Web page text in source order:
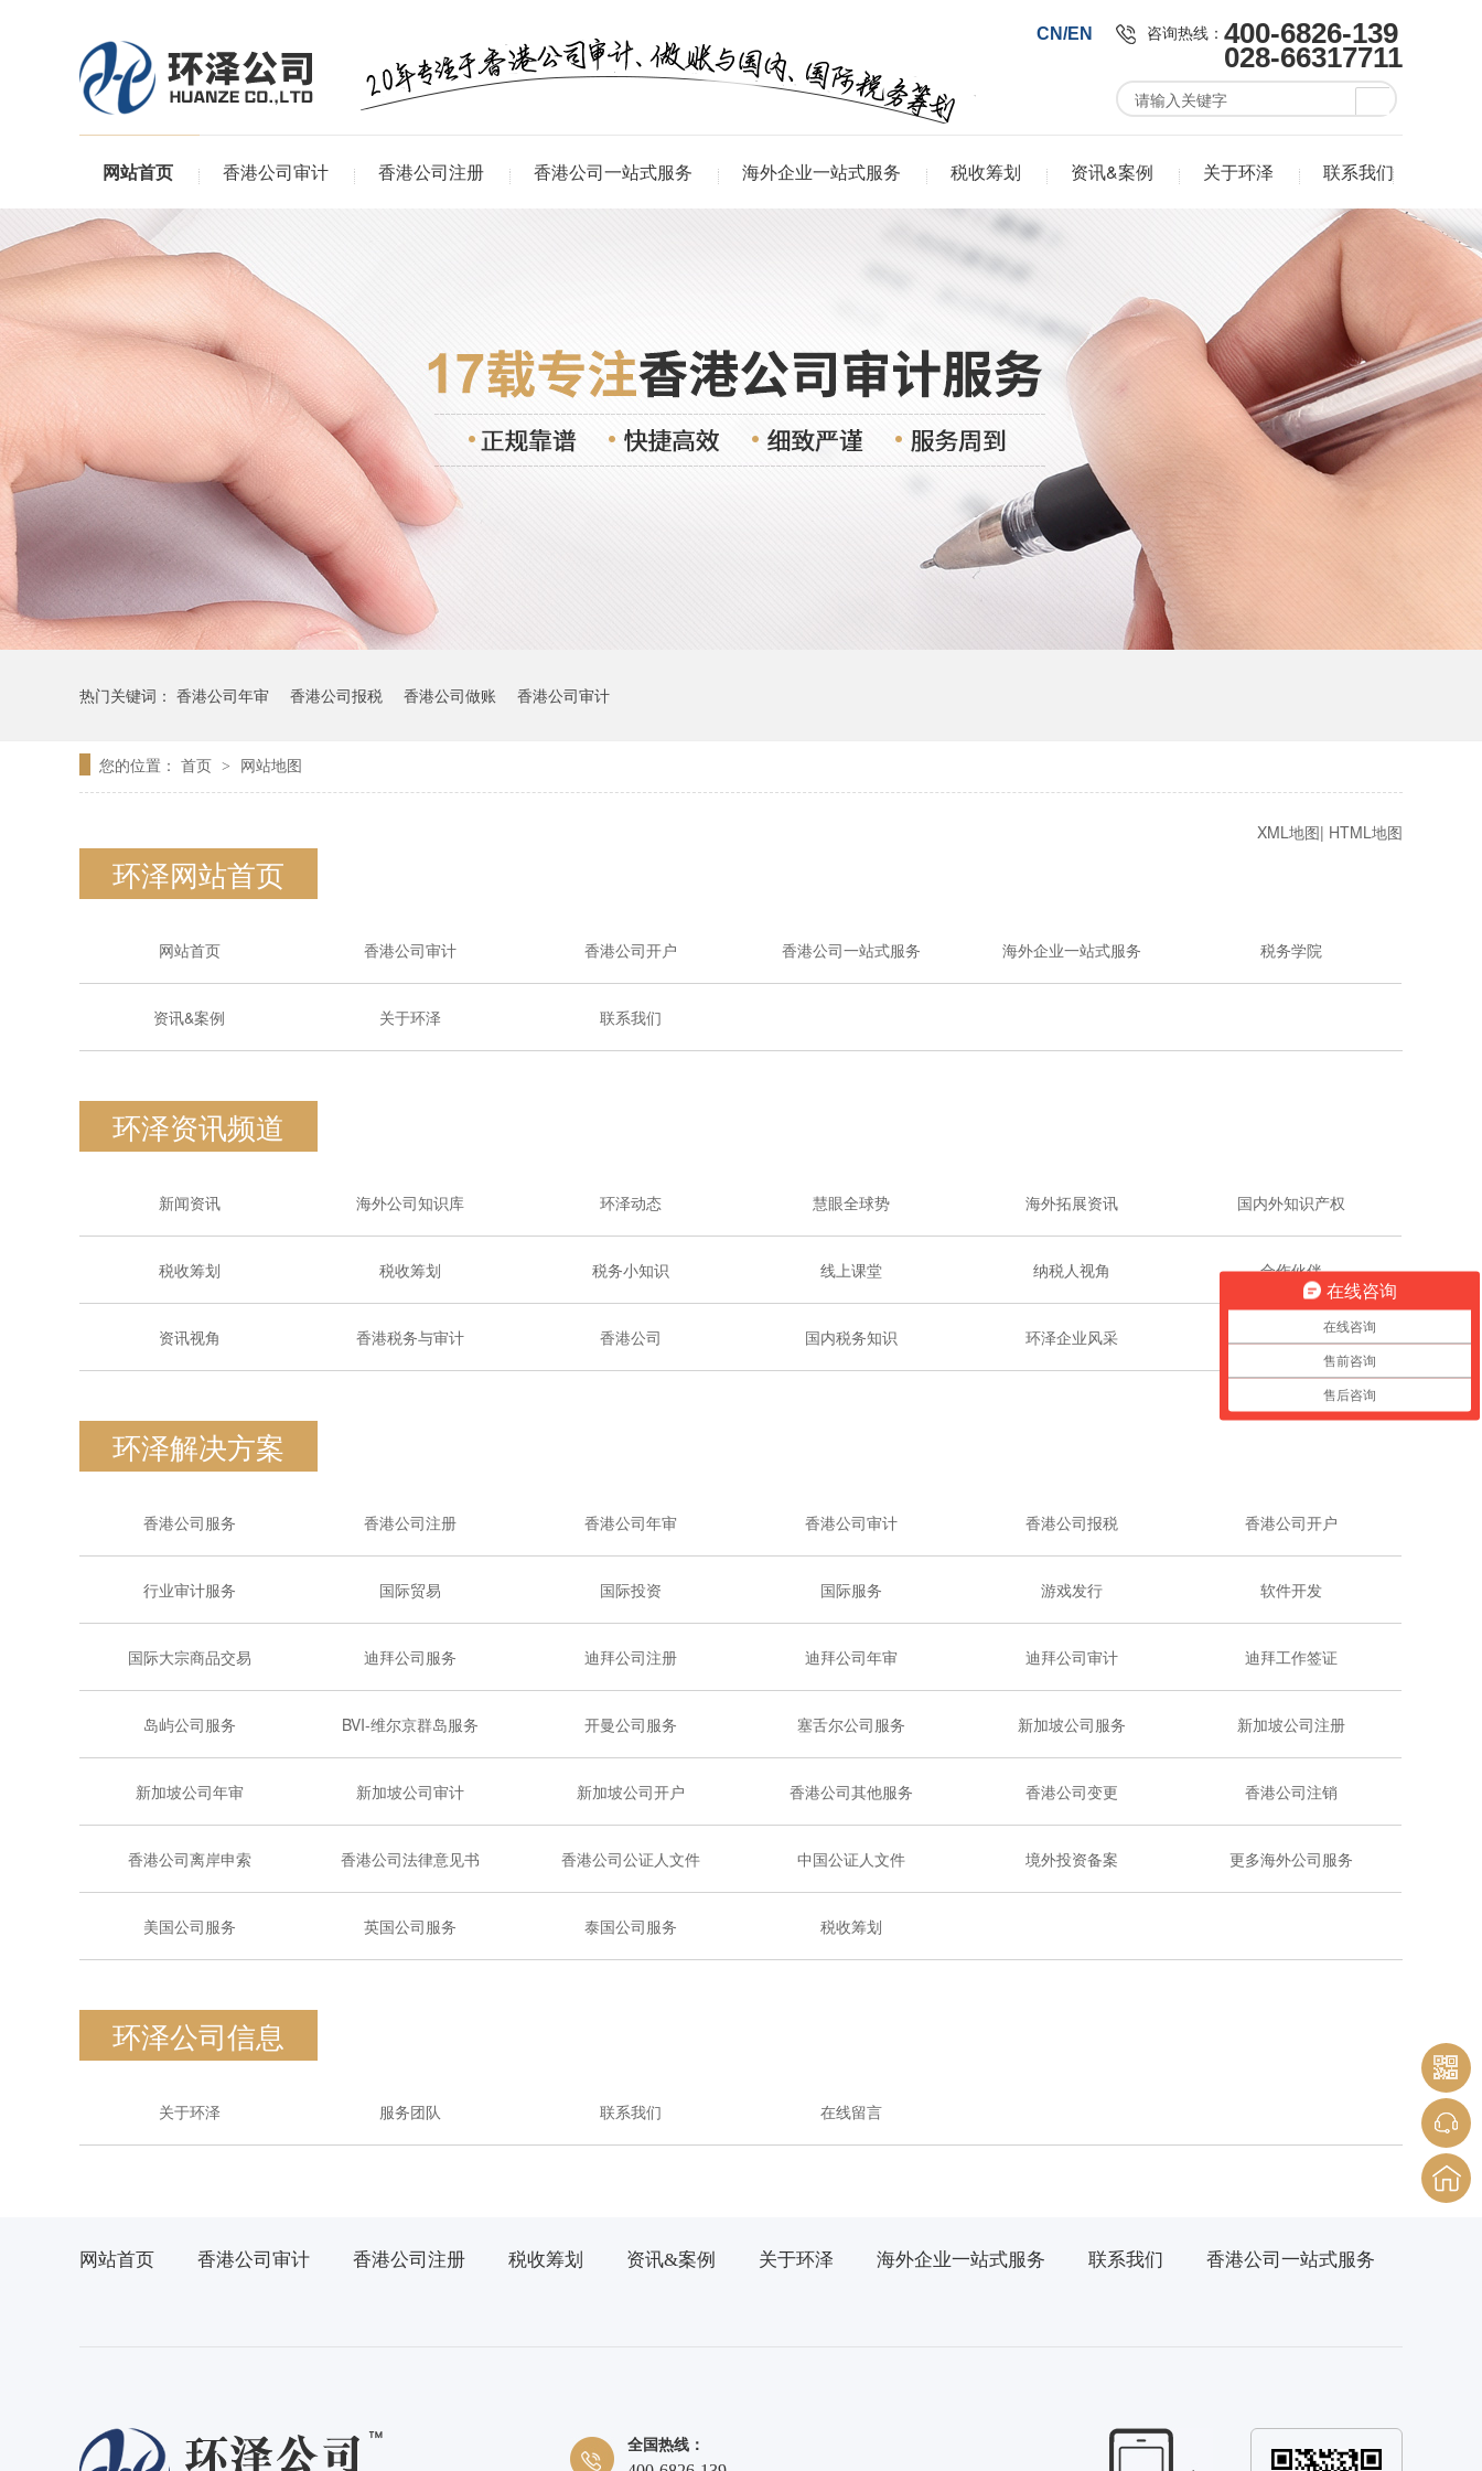
CN/EN 咨询热线： 400-6826-139
028-66317711
网站首页 香港公司审计 香港公司注册 香港公司一站式服务 海外企业一站式服务 税收筹划 资讯&案例 关于环泽 联系我们
热门关键词： 香港公司年审 香港公司报税 香港公司做账 香港公司审计
您的位置： 首页 > 网站地图
XML地图| HTML地图
环泽网站首页
网站首页 香港公司审计 香港公司开户 香港公司一站式服务 海外企业一站式服务 税务学院
资讯&案例 关于环泽 联系我们
环泽资讯频道
新闻资讯 海外公司知识库 环泽动态 慧眼全球势 海外拓展资讯 国内外知识产权
税收筹划 税收筹划 税务小知识 线上课堂 纳税人视角 合作伙伴
资讯视角 香港税务与审计 香港公司 国内税务知识 环泽企业风采
环泽解决方案
香港公司服务 香港公司注册 香港公司年审 香港公司审计 香港公司报税 香港公司开户
行业审计服务 国际贸易 国际投资 国际服务 游戏发行 软件开发
国际大宗商品交易 迪拜公司服务 迪拜公司注册 迪拜公司年审 迪拜公司审计 迪拜工作签证
岛屿公司服务 BVI-维尔京群岛服务 开曼公司服务 塞舌尔公司服务 新加坡公司服务 新加坡公司注册
新加坡公司年审 新加坡公司审计 新加坡公司开户 香港公司其他服务 香港公司变更 香港公司注销
香港公司离岸申索 香港公司法律意见书 香港公司公证人文件 中国公证人文件 境外投资备案 更多海外公司服务
美国公司服务 英国公司服务 泰国公司服务 税收筹划
环泽公司信息
关于环泽 服务团队 联系我们 在线留言
网站首页 香港公司审计 香港公司注册 税收筹划 资讯&案例 关于环泽 海外企业一站式服务 联系我们 香港公司一站式服务
全国热线：
在线咨询
在线咨询
售前咨询
售后咨询